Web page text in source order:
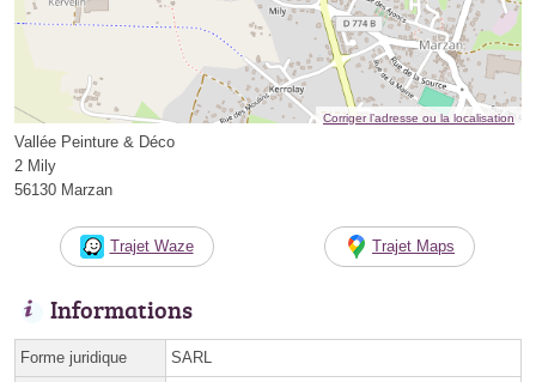
Corriger l’adresse ou la localisation
Vallée Peinture & Déco
2 Mily
56130 Marzan
Trajet Waze Trajet Maps
Informations
Forme juridique SARL